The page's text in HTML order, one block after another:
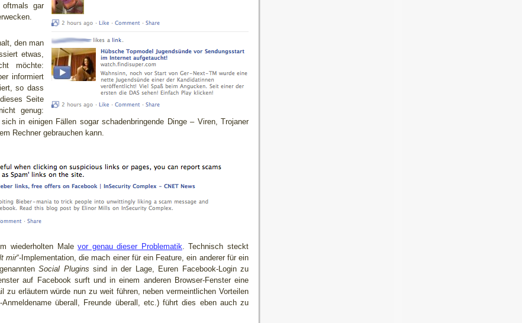
gar
den man
etwas,
möchte:
informiert
so dass
Seite
genug:
in einigen Fällen sogar schadenbringende Dinge – Viren, Trojaner
Rechner gebrauchen kann.
wiederholten Malevor genau dieser Problematik. Technisch steckt
mir“-Implementation, die mach einer für ein Feature, ein anderer für ein
Social Plugins sind in der Lage, Euren Facebook-Login zu
auf Facebook surft und in einem anderen Browser-Fenster eine
zu erläutern würde nun zu weit führen, neben vermeintlichen Vorteilen
Anmeldename überall, Freunde überall, etc.) führt dies eben auch zu